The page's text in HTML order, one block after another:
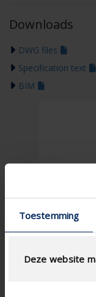
Toestemming
Deze website
Downloads
DWG files
Specification text
BIM